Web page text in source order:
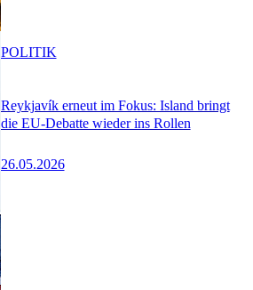
Reykjavík erneut im Fokus: Island bringt
die EU-Debatte wieder ins Rollen
26.05.2026
POLITIK